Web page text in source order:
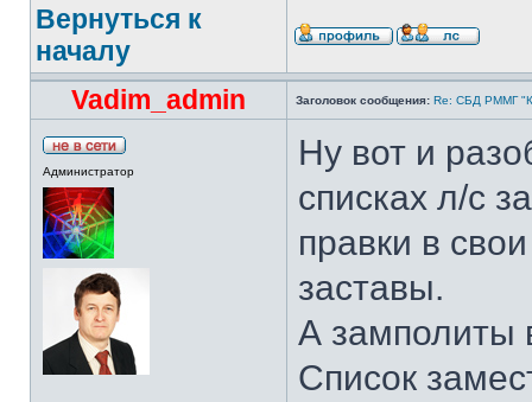
Вернуться к
началу
Vadim_admin
Заголовок сообщения: Re: СБД РММГ
Администратор
Ну вот и
списках л/с
правки в
заставы.
А замполиты
Список